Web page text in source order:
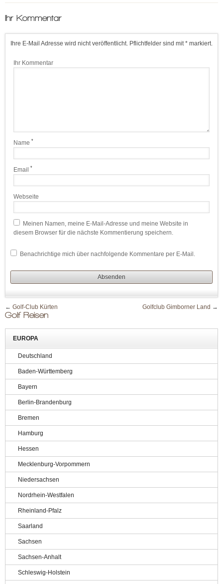
Ihr Kommentar
Ihre E-Mail Adresse wird nicht veröffentlicht. Pflichtfelder sind mit * markiert.
Ihr Kommentar
Name *
Email *
Webseite
Meinen Namen, meine E-Mail-Adresse und meine Website in
diesem Browser für die nächste Kommentierung speichern.
Benachrichtige mich über nachfolgende Kommentare per E-Mail.
← Golf-Club Kürten Golfclub Gimborner Land →
Golf Reisen
EUROPA
Deutschland
Baden-Württemberg
Bayern
Berlin-Brandenburg
Bremen
Hamburg
Hessen
Mecklenburg-Vorpommern
Niedersachsen
Nordrhein-Westfalen
Rheinland-Pfalz
Saarland
Sachsen
Sachsen-Anhalt
Schleswig-Holstein